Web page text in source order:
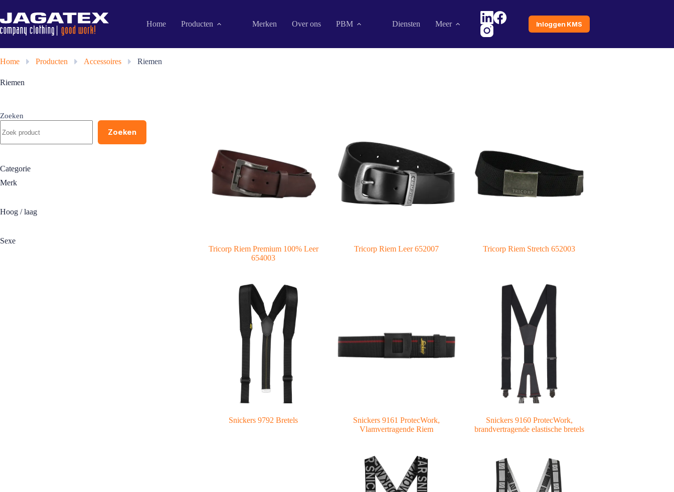
naar
de
inhoud
Home Producten Merken Over ons PBM Diensten Meer Inloggen KMS
Home » Producten » Accessoires » Riemen
Riemen
Tricorp Riem Premium 100% Leer
654003
Tricorp Riem Leer 652007 Tricorp Riem Stretch 652003
Snickers 9792 Bretels
Snickers 9161 ProtecWork,
Vlamvertragende Riem
Snickers 9160 ProtecWork,
brandvertragende elastische bretels
Zoeken
Zoeken
Categorie
Merk
Hoog / laag
Sexe